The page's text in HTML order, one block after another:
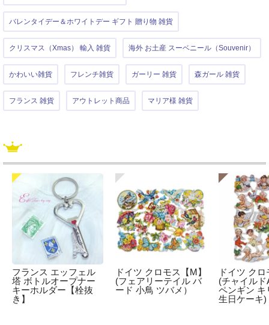
バレンタイデー＆ホワイトデー ギフト 贈り物 雑貨
クリスマス（Xmas） 輸入 雑貨 海外 お土産 スーベニール（Souvenir）
かわいい雑貨 フレンチ雑貨 ガーリー 雑貨 森ガール 雑貨
フランス 雑貨 アウトレット商品 マリア様 雑貨
フランス エッフェル
塔 ボトルオープナー
キーホルダー【栓抜
き】
ドイツ クロモス【M】
(フェアリーテイル バ
ード 小鳥 ツバメ）
ドイツ ク
(チャイルド
ペンギン キ
生日ケーキ)